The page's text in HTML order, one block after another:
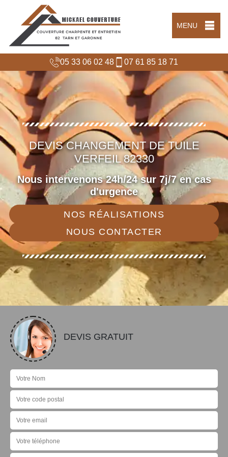
MENU
05 33 06 02 48 07 61 85 18 71
DEVIS CHANGEMENT DE TUILE
VERFEIL 82330
Nous intervenons 24h/24 sur 7j/7 en cas
d'urgence
NOS RÉALISATIONS
NOUS CONTACTER
DEVIS GRATUIT